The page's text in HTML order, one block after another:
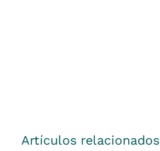
Artículos relacionados